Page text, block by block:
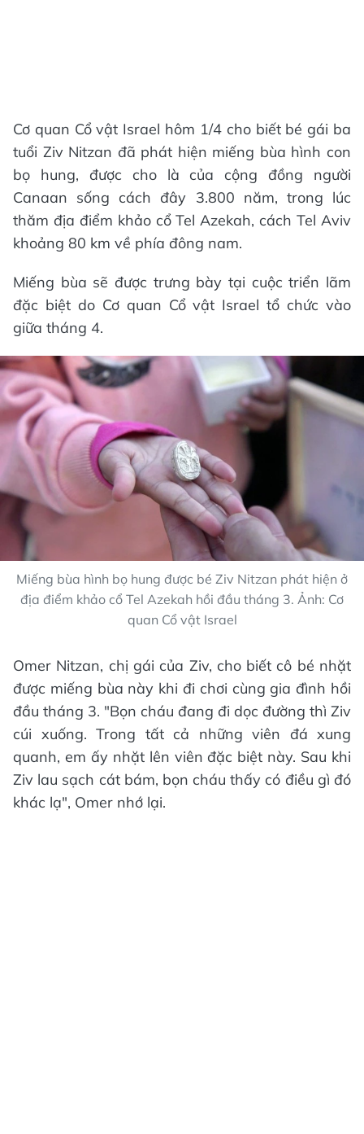
Cơ quan Cổ vật Israel hôm 1/4 cho biết bé gái ba
tuổi Ziv Nitzan đã phát hiện miếng bùa hình con
bọ hung, được cho là của cộng đồng người
Canaan sống cách đây 3.800 năm, trong lúc
thăm địa điểm khảo cổ Tel Azekah, cách Tel Aviv
khoảng 80 km về phía đông nam.
Miếng bùa sẽ được trưng bày tại cuộc triển lãm
đặc biệt do Cơ quan Cổ vật Israel tổ chức vào
giữa tháng 4.
Miếng bùa hình bọ hung được bé Ziv Nitzan phát hiện ở
địa điểm khảo cổ Tel Azekah hồi đầu tháng 3. Ảnh: Cơ
quan Cổ vật Israel
Omer Nitzan, chị gái của Ziv, cho biết cô bé nhặt
được miếng bùa này khi đi chơi cùng gia đình hồi
đầu tháng 3. "Bọn cháu đang đi dọc đường thì Ziv
cúi xuống. Trong tất cả những viên đá xung
quanh, em ấy nhặt lên viên đặc biệt này. Sau khi
Ziv lau sạch cát bám, bọn cháu thấy có điều gì đó
khác lạ", Omer nhớ lại.